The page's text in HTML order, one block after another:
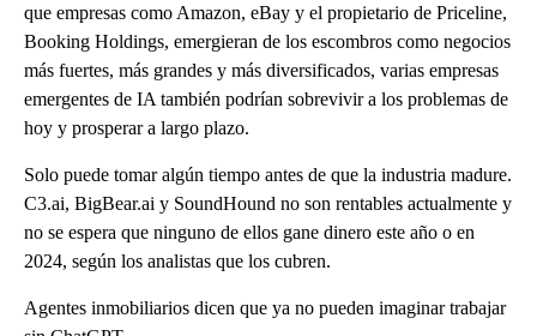
que empresas como Amazon, eBay y el propietario de Priceline,
Booking Holdings, emergieran de los escombros como negocios
más fuertes, más grandes y más diversificados, varias empresas
emergentes de IA también podrían sobrevivir a los problemas de
hoy y prosperar a largo plazo.
Solo puede tomar algún tiempo antes de que la industria madure.
C3.ai, BigBear.ai y SoundHound no son rentables actualmente y
no se espera que ninguno de ellos gane dinero este año o en
2024, según los analistas que los cubren.
Agentes inmobiliarios dicen que ya no pueden imaginar trabajar